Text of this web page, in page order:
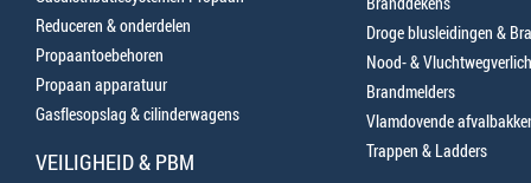
Reduceren & onderdelen
Propaantoebehoren
Propaan apparatuur
Gasflesopslag & cilinderwagens
VEILIGHEID & PBM
Droge blusleidingen &
Nood- &
Brandmelders
Vlamdovende
Trappen & Ladders